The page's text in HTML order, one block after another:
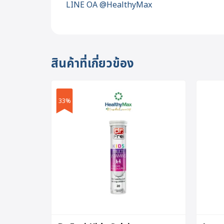
LINE OA @HealthyMax
สินค้าที่เกี่ยวข้อง
33%